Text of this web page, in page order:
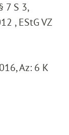
7 S 3,
, EStG VZ
Az: 6 K